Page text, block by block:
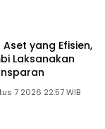
yang Efisien,
Laksanakan
7 2026 22:57 WIB